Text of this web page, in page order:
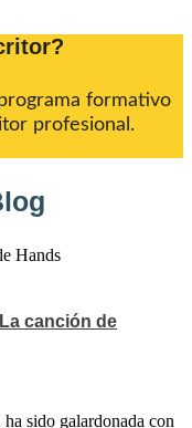
formativo
profesional.
canción de